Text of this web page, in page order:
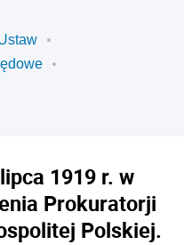
1919 r. w
Prokuratorji
Polskiej.